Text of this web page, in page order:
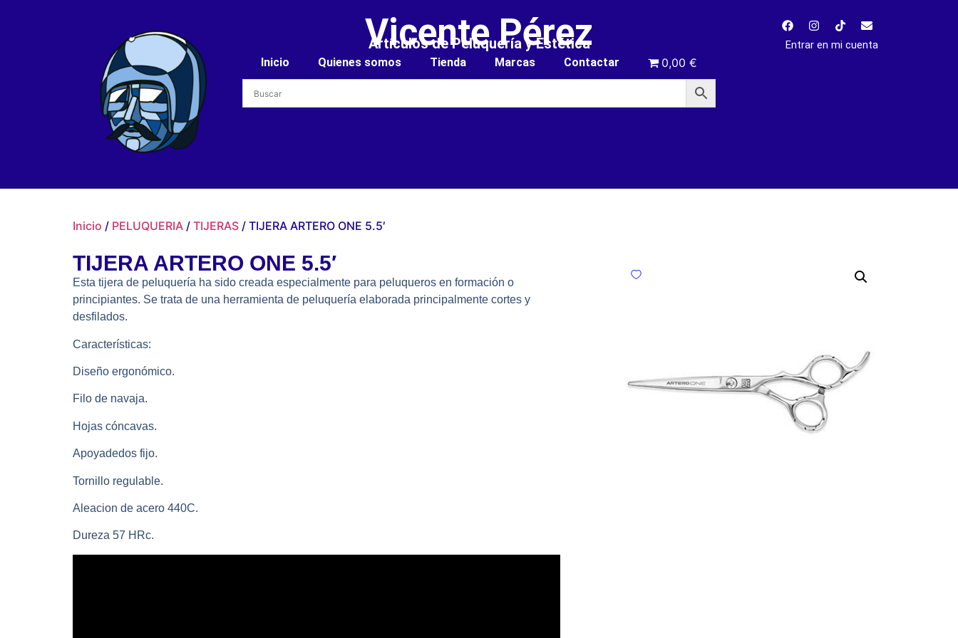
Vicente Pérez
Artículos de Peluquería y Estética
Inicio Quienes somos Tienda Marcas Contactar 0,00 €
Entrar en mi cuenta
Inicio / PELUQUERIA / TIJERAS / TIJERA ARTERO ONE 5.5′
TIJERA ARTERO ONE 5.5′
Esta tijera de peluquería ha sido creada especialmente para peluqueros en formación o
principiantes. Se trata de una herramienta de peluquería elaborada principalmente cortes y
desfilados.
Características:
Diseño ergonómico.
Filo de navaja.
Hojas cóncavas.
Apoyadedos fijo.
Tornillo regulable.
Aleacion de acero 440C.
Dureza 57 HRc.